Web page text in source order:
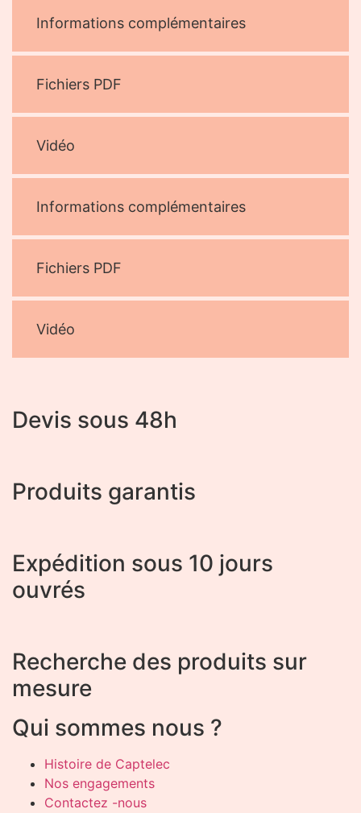
Informations complémentaires
Fichiers PDF
Vidéo
Informations complémentaires
Fichiers PDF
Vidéo
Devis sous 48h
Produits garantis
Expédition sous 10 jours
ouvrés
Recherche des produits sur
mesure
Qui sommes nous ?
Histoire de Captelec
Nos engagements
Contactez -nous